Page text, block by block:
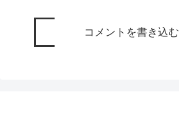
コメントを書き込む